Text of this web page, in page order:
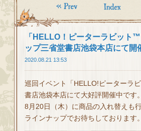
「HELLO！ピーターラビット
ップ三省堂書店池袋本店にて開
2020.08.21 13:53
巡回イベント「HELLO!ピーターラ
書店池袋本店にて大好評開催中です。
8月20日（木）に商品の入れ替えも
ラインナップでお待ちしております。